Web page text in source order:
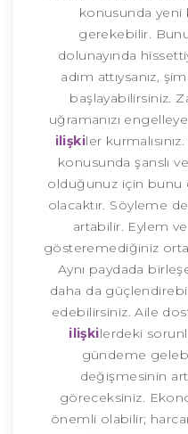
konusunda
gerekebilir.
dolunayında
adım attıysanız,
başlayabilirsiniz.
uğramanızı
ilişkiler
konusunda şanslı
olduğunuz için
olacaktır. Söyleme
artabilir. Eylem
gösteremediğiniz
Aynı paydada
daha da
edebilirsiniz. Aile
ilişkilerdeki
gündeme
değişmesinin
göreceksiniz.
önemli olabilir;